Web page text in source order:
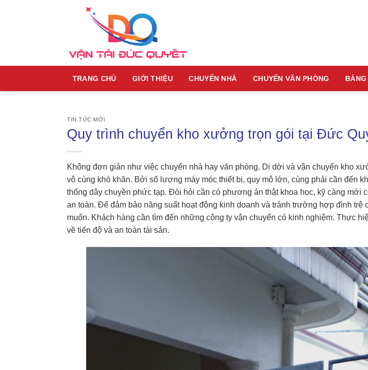
TRANG CHỦ GIỚI THIỆU CHUYỂN NHÀ CHUYỂN VĂN PHÒNG
TIN TỨC MỚI
Quy trình chuyển kho xưởng trọn gói tại Đức
Không đơn giản như việc chuyển nhà hay văn phòng. Di dời và vận chuyển kho
vô cùng khó khăn. Bởi số lượng máy móc thiết bị, quy mô lớn, cùng phải cần đến
thống dây chuyền phức tạp. Đòi hỏi cần có phương án thật khoa học, kỹ càng mới
an toàn. Để đảm bảo năng suất hoạt động kinh doanh và tránh trường hợp đình trệ
muốn. Khách hàng cần tìm đến những công ty vận chuyển có kinh nghiệm. Thực
về tiến độ và an toàn tài sản.